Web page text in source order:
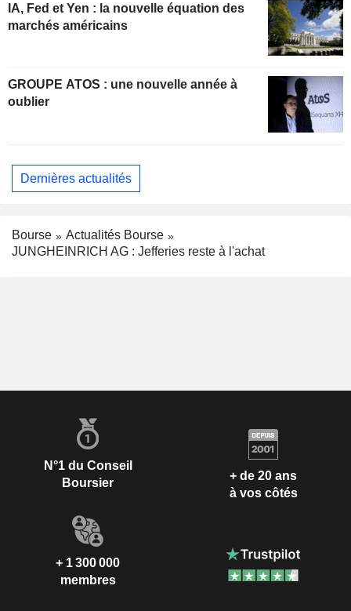
IA, Fed et Yen : la nouvelle équation des
marchés américains
GROUPE ATOS : une nouvelle année à
oublier
Dernières actualités
Bourse
Actualités Bourse
JUNGHEINRICH AG : Jefferies reste à l'achat
N°1 du Conseil
Boursier
+ de 20 ans
à vos côtés
+ 1 300 000
membres